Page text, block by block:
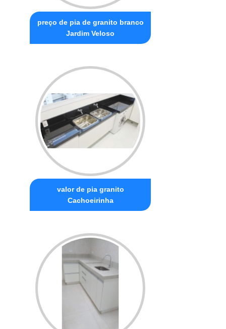
preço de pia de granito branco
Jardim Veloso
valor de pia granito
Cachoeirinha